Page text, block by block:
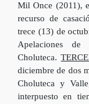
Mil Once (2011),
recurso de
trece (13) de
Apelaciones de
Choluteca.
diciembre de dos
Choluteca y
interpuesto en